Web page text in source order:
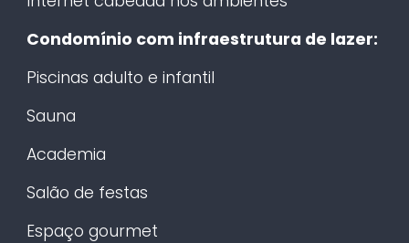
Condomínio com infraestrutura de lazer:
Piscinas adulto e infantil
Sauna
Academia
Salão de festas
Espaço gourmet